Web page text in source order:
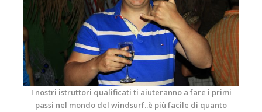
I nostri istruttori qualificati ti aiuteranno a fare i primi
passi nel mondo del windsurf..è più facile di quanto